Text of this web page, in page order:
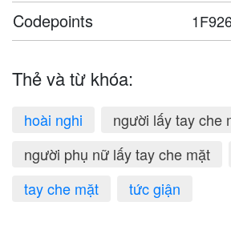
Codepoints
Thẻ và từ khóa:
hoài nghi
người lấy tay che
người phụ nữ lấy tay che mặt
tay che mặt
tức giận